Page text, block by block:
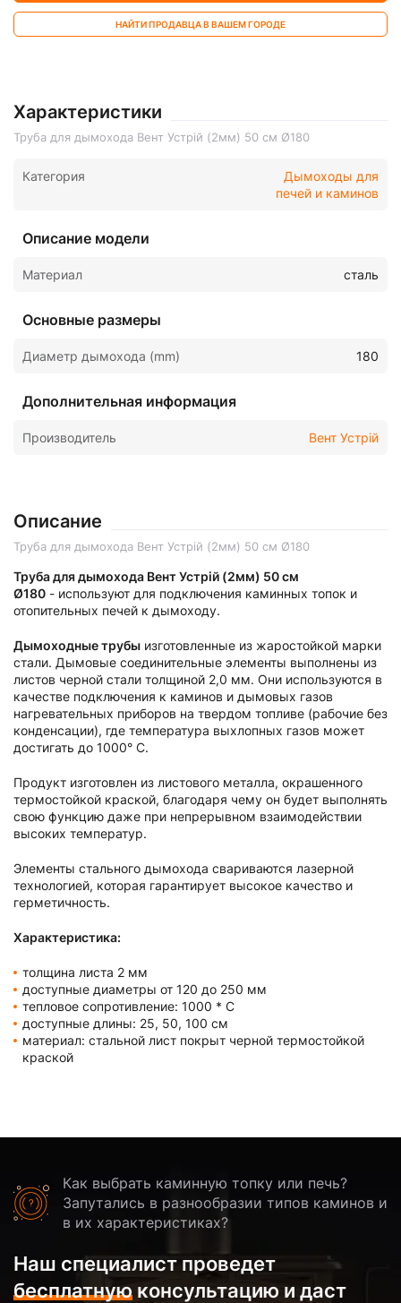
НАЙТИ ПРОДАВЦА В ВАШЕМ ГОРОДЕ
Характеристики
Труба для дымохода Вент Устрій (2мм) 50 см Ø180
Категория
Дымоходы для
печей и каминов
Описание модели
Материал сталь
Основные размеры
Диаметр дымохода (mm) 180
Дополнительная информация
Производитель Вент Устрій
Описание
Труба для дымохода Вент Устрій (2мм) 50 см Ø180
Труба для дымохода Вент Устрій (2мм) 50 см
Ø180 - используют для подключения каминных топок и
отопительных печей к дымоходу.
Дымоходные трубы изготовленные из жаростойкой марки
стали. Дымовые соединительные элементы выполнены из
листов черной стали толщиной 2,0 мм. Они используются в
качестве подключения к каминов и дымовых газов
нагревательных приборов на твердом топливе (рабочие без
конденсации), где температура выхлопных газов может
достигать до 1000° C.
Продукт изготовлен из листового металла, окрашенного
термостойкой краской, благодаря чему он будет выполнять
свою функцию даже при непрерывном взаимодействии
высоких температур.
Элементы стального дымохода свариваются лазерной
технологией, которая гарантирует высокое качество и
герметичность.
Характеристика:
толщина листа 2 мм
доступные диаметры от 120 до 250 мм
тепловое сопротивление: 1000 * C
доступные длины: 25, 50, 100 см
материал: стальной лист покрыт черной термостойкой
краской
Как выбрать каминную топку или печь?
Запутались в разнообразии типов каминов и
в их характеристиках?
Наш специалист проведет
бесплатную консультацию и даст